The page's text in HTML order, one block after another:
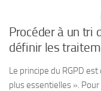
Procéder à un tri
définir les
Le principe du RGPD
plus essentielles ».